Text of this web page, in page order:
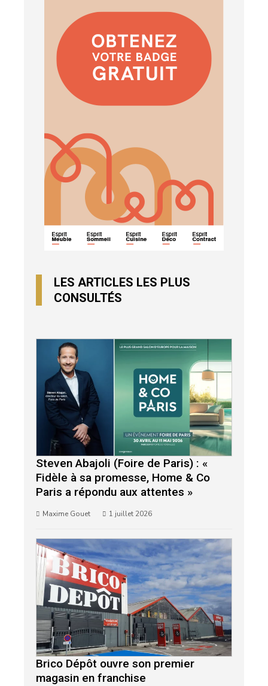
LES ARTICLES LES PLUS
CONSULTÉS
Steven Abajoli (Foire de Paris) : «
Fidèle à sa promesse, Home & Co
Paris a répondu aux attentes »
Maxime Gouet 1 juillet 2026
Brico Dépôt ouvre son premier
magasin en franchise